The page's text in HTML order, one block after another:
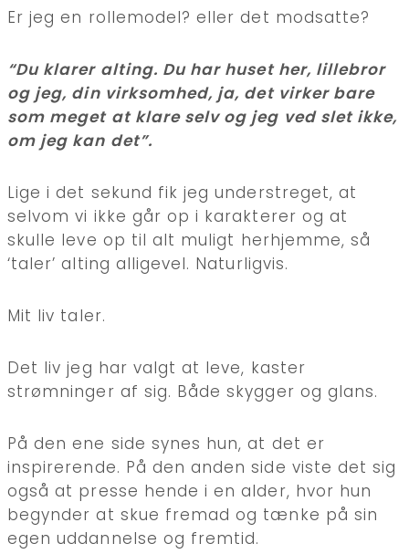
Er jeg en rollemodel? eller det modsatte?
“Du klarer alting. Du har huset her, lillebror
og jeg, din virksomhed, ja, det virker bare
som meget at klare selv og jeg ved slet ikke,
om jeg kan det”.
Lige i det sekund fik jeg understreget, at
selvom vi ikke går op i karakterer og at
skulle leve op til alt muligt herhjemme, så
‘taler’ alting alligevel. Naturligvis.
Mit liv taler.
Det liv jeg har valgt at leve, kaster
strømninger af sig. Både skygger og glans.
På den ene side synes hun, at det er
inspirerende. På den anden side viste det sig
også at presse hende i en alder, hvor hun
begynder at skue fremad og tænke på sin
egen uddannelse og fremtid.